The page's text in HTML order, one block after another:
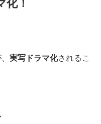
化！
実写ドラマ化されるこ